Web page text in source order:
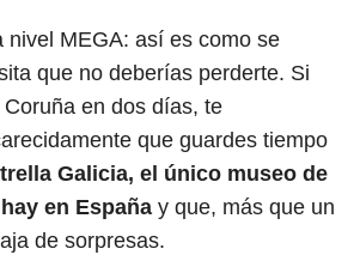
nivel MEGA: así es como se
que no deberías perderte. Si
en dos días, te
que guardes tiempo
Galicia, el único museo de
en España y que, más que un
de sorpresas.